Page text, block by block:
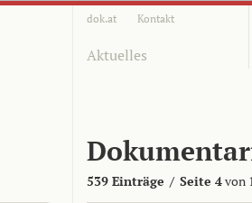
dok.at Kontakt
Aktuelles
539 Einträge / Seite 4von